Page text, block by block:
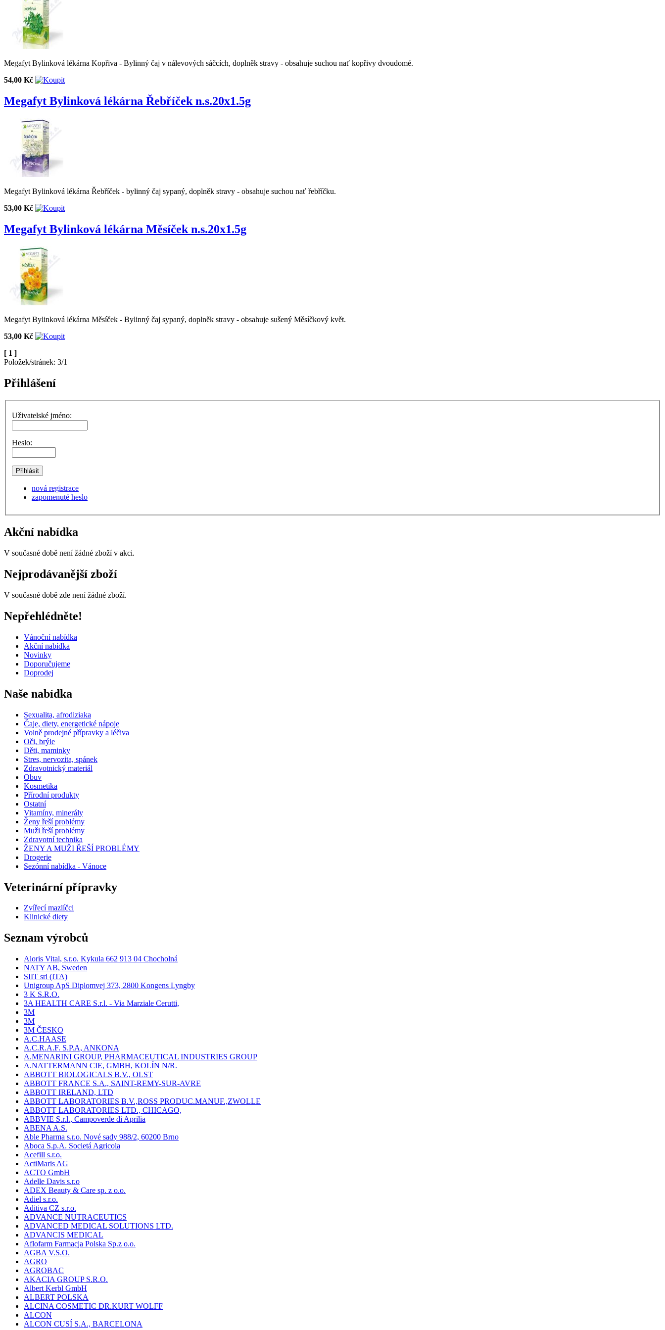
Megafyt Bylinková lékárna Kopřiva - Bylinný čaj v nálevových sáčcích, doplněk stravy - obsahuje suchou nať kopřivy dvoudomé.
54,00 Kč
Megafyt Bylinková lékárna Řebříček n.s.20x1.5g
Megafyt Bylinková lékárna Řebříček - bylinný čaj sypaný, doplněk stravy - obsahuje suchou nať řebříčku.
53,00 Kč
Megafyt Bylinková lékárna Měsíček n.s.20x1.5g
Megafyt Bylinková lékárna Měsíček - Bylinný čaj sypaný, doplněk stravy - obsahuje sušený Měsíčkový květ.
53,00 Kč
[ 1 ]
Položek/stránek: 3/1
Přihlášení
Uživatelské jméno:
Heslo:
nová registrace
zapomenuté heslo
Akční nabídka
V současné době není žádné zboží v akci.
Nejprodávanější zboží
V současné době zde není žádné zboží.
Nepřehlédněte!
Vánoční nabídka
Akční nabídka
Novinky
Doporučujeme
Doprodej
Naše nabídka
Sexualita, afrodiziaka
Čaje, diety, energetické nápoje
Volně prodejné přípravky a léčiva
Oči, brýle
Děti, maminky
Stres, nervozita, spánek
Zdravotnický materiál
Obuv
Kosmetika
Přírodní produkty
Ostatní
Vitamíny, minerály
Ženy řeší problémy
Muži řeší problémy
Zdravotní technika
ŽENY A MUŽI ŘEŠÍ PROBLÉMY
Drogerie
Sezónní nabídka - Vánoce
Veterinární přípravky
Zvířecí mazlíčci
Klinické diety
Seznam výrobců
Aloris Vital, s.r.o. Kykula 662 913 04 Chocholná
NATY AB, Sweden
SIIT srl (ITA)
Unigroup ApS Diplomvej 373, 2800 Kongens Lyngby
3 K S.R.O.
3A HEALTH CARE S.r.l. - Via Marziale Cerutti,
3M
3M
3M ČESKO
A.C.HAASE
A.C.R.A.F. S.P.A, ANKONA
A.MENARINI GROUP, PHARMACEUTICAL INDUSTRIES GROUP
A.NATTERMANN CIE, GMBH, KOLÍN N/R.
ABBOTT BIOLOGICALS B.V., OLST
ABBOTT FRANCE S.A., SAINT-REMY-SUR-AVRE
ABBOTT IRELAND, LTD
ABBOTT LABORATORIES B.V.,ROSS PRODUC.MANUF.,ZWOLLE
ABBOTT LABORATORIES LTD., CHICAGO,
ABBVIE S.r.l., Campoverde di Aprilia
ABENA A.S.
Able Pharma s.r.o. Nové sady 988/2, 60200 Brno
Aboca S.p.A. Societá Agricola
Acefill s.r.o.
ActiMaris AG
ACTO GmbH
Adelle Davis s.r.o
ADEX Beauty & Care sp. z o.o.
Adiel s.r.o.
Aditiva CZ s.r.o.
ADVANCE NUTRACEUTICS
ADVANCED MEDICAL SOLUTIONS LTD.
ADVANCIS MEDICAL
Aflofarm Farmacja Polska Sp.z o.o.
AGBA V.S.O.
AGRO
AGROBAC
AKACIA GROUP S.R.O.
Albert Kerbl GmbH
ALBERT POLSKA
ALCINA COSMETIC DR.KURT WOLFF
ALCON
ALCON CUSÍ S.A., BARCELONA